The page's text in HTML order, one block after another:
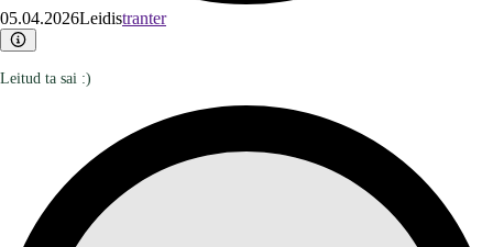
05.04.2026Leidistranter
Leitud ta sai :)